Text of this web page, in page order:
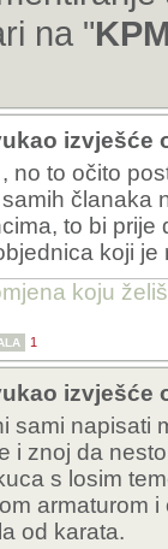
na "
izvješće
no to očito
članaka
to bi
koji
koju
1
izvješće
sami napisati
i znoj da
s losim
armaturom
od karata.